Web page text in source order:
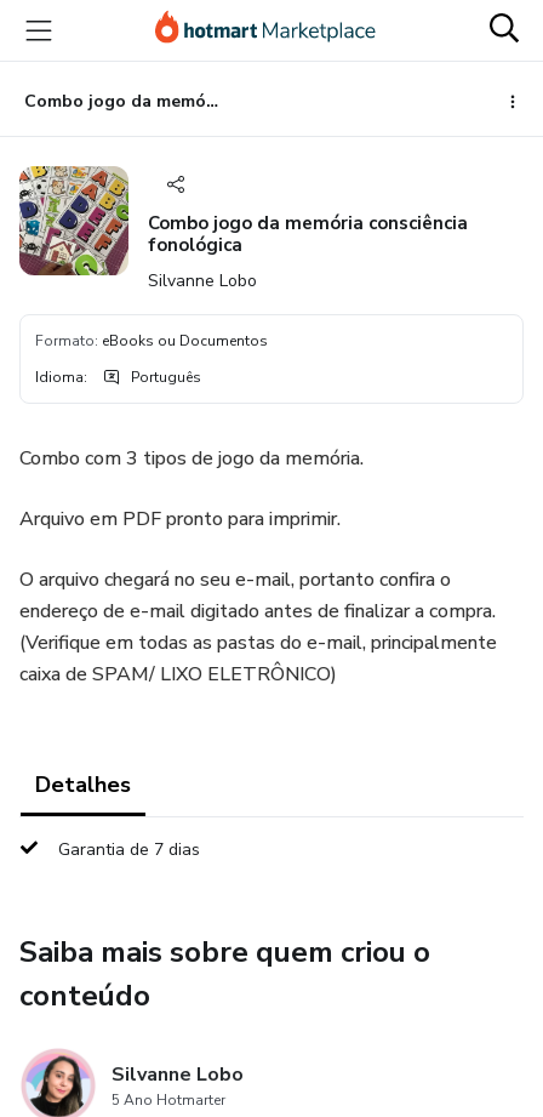
para
conteúdo
principal
para
pagamento
para
rodapé
Combo jogo da memória consciência fonológica
Combo jogo da memória consciência
fonológica
Silvanne Lobo
Formato: eBooks ou Documentos
Idioma: Português
Combo com 3 tipos de jogo da memória.
Arquivo em PDF pronto para imprimir.
O arquivo chegará no seu e-mail, portanto confira o
endereço de e-mail digitado antes de finalizar a compra.
(Verifique em todas as pastas do e-mail, principalmente
caixa de SPAM/ LIXO ELETRÔNICO)
Detalhes
Garantia de 7 dias
Saiba mais sobre quem criou o
conteúdo
Silvanne Lobo
5 Ano Hotmarter